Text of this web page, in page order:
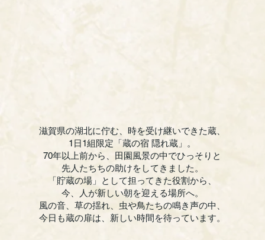
滋賀県の湖北に佇む、時を受け継いできた蔵、
1日1組限定「蔵の宿 隠れ蔵」。
70年以上前から、田園風景の中でひっそりと
先人たちちの助けをしてきました。
「貯蔵の場」として担ってきた役割から、
今、人が新しい朝を迎える場所へ。
風の音、草の揺れ、虫や鳥たちの鳴き声の中、
今日も蔵の扉は、新しい時間を待っています。